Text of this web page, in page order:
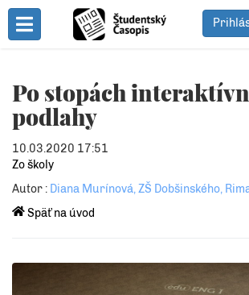
Toggle Menu
Po stopách
podlahy
10.03.2020 17:51
Zo školy
Autor : Diana Murínová, ZŠ Dobšinského,
Späť na úvod